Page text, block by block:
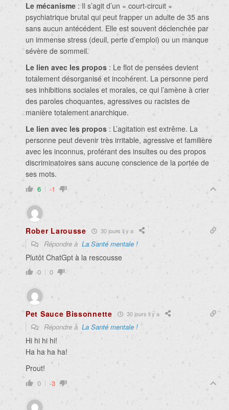
Le mécanisme : Il s’agit d’un « court-circuit »
psychiatrique brutal qui peut frapper un adulte de 35 ans
sans aucun antécédent. Elle est souvent déclenchée par
un immense stress (deuil, perte d’emploi) ou un manque
sévère de sommeil.
Le lien avec les propos : Le flot de pensées devient
totalement désorganisé et incohérent. La personne perd
ses inhibitions sociales et morales, ce qui l’amène à crier
des paroles choquantes, agressives ou racistes de
manière totalement anarchique.
Le lien avec les propos : L’agitation est extrême. La
personne peut devenir très irritable, agressive et familière
avec les inconnus, proférant des insultes ou des propos
discriminatoires sans aucune conscience de la portée de
ses mots.
6 -1
Rober Larousse 30 jours il y a
Répondre à La Santé mentale !
Plutôt ChatGpt à la rescousse
0 0
Pet Sauce Bissonnette 30 jours il y a
Répondre à La Santé mentale !
Hi hi hi hi!
Ha ha ha ha!
Prout!
0 -3